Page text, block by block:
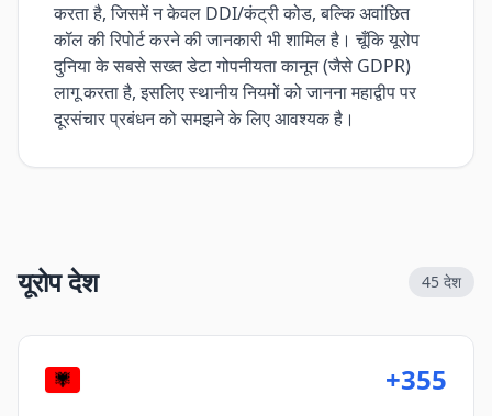
करता है, जिसमें न केवल DDI/कंट्री कोड, बल्कि अवांछित
कॉल की रिपोर्ट करने की जानकारी भी शामिल है। चूँकि यूरोप
दुनिया के सबसे सख्त डेटा गोपनीयता कानून (जैसे GDPR)
लागू करता है, इसलिए स्थानीय नियमों को जानना महाद्वीप पर
दूरसंचार प्रबंधन को समझने के लिए आवश्यक है।
यूरोप देश 45 देश
+355